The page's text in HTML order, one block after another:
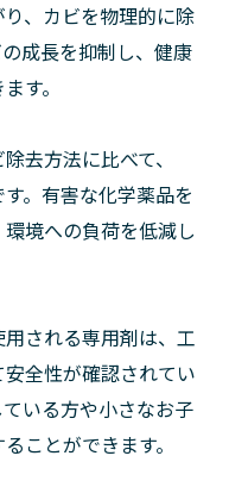
、カビを物理的に除
成長を抑制し、健康
す。
去方法に比べて、
。有害な化学薬品を
境への負荷を低減し
される専用剤は、工
全性が確認されてい
いる方や小さなお子
ことができます。